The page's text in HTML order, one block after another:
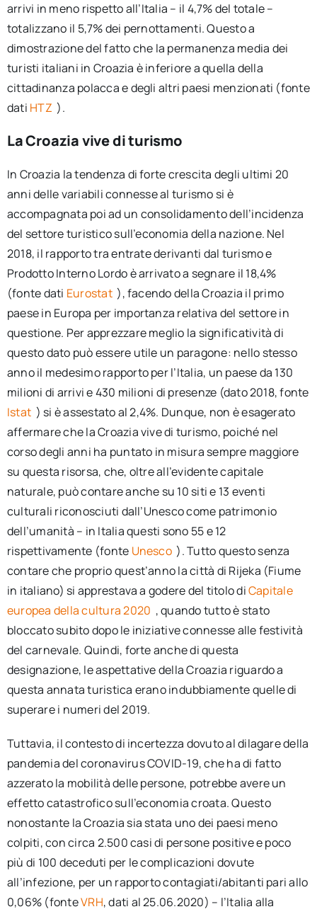
arrivi in meno rispetto all’Italia – il 4,7% del totale –
totalizzano il 5,7% dei pernottamenti. Questo a
dimostrazione del fatto che la permanenza media dei
turisti italiani in Croazia è inferiore a quella della
cittadinanza polacca e degli altri paesi menzionati (fonte
dati HTZ ).
La Croazia vive di turismo
In Croazia la tendenza di forte crescita degli ultimi 20
anni delle variabili connesse al turismo si è
accompagnata poi ad un consolidamento dell’incidenza
del settore turistico sull’economia della nazione. Nel
2018, il rapporto tra entrate derivanti dal turismo e
Prodotto Interno Lordo è arrivato a segnare il 18,4%
(fonte dati Eurostat ), facendo della Croazia il primo
paese in Europa per importanza relativa del settore in
questione. Per apprezzare meglio la significatività di
questo dato può essere utile un paragone: nello stesso
anno il medesimo rapporto per l’Italia, un paese da 130
milioni di arrivi e 430 milioni di presenze (dato 2018, fonte
Istat ) si è assestato al 2,4%. Dunque, non è esagerato
affermare che la Croazia vive di turismo, poiché nel
corso degli anni ha puntato in misura sempre maggiore
su questa risorsa, che, oltre all’evidente capitale
naturale, può contare anche su 10 siti e 13 eventi
culturali riconosciuti dall’Unesco come patrimonio
dell’umanità – in Italia questi sono 55 e 12
rispettivamente (fonte Unesco ). Tutto questo senza
contare che proprio quest’anno la città di Rijeka (Fiume
in italiano) si apprestava a godere del titolo diCapitale
europea della cultura 2020 , quando tutto è stato
bloccato subito dopo le iniziative connesse alle festività
del carnevale. Quindi, forte anche di questa
designazione, le aspettative della Croazia riguardo a
questa annata turistica erano indubbiamente quelle di
superare i numeri del 2019.
Tuttavia, il contesto di incertezza dovuto al dilagare della
pandemia del coronavirus COVID-19, che ha di fatto
azzerato la mobilità delle persone, potrebbe avere un
effetto catastrofico sull’economia croata. Questo
nonostante la Croazia sia stata uno dei paesi meno
colpiti, con circa 2.500 casi di persone positive e poco
più di 100 deceduti per le complicazioni dovute
all’infezione, per un rapporto contagiati/abitanti pari allo
0,06% (fonteVRH, dati al 25.06.2020) – l’Italia alla